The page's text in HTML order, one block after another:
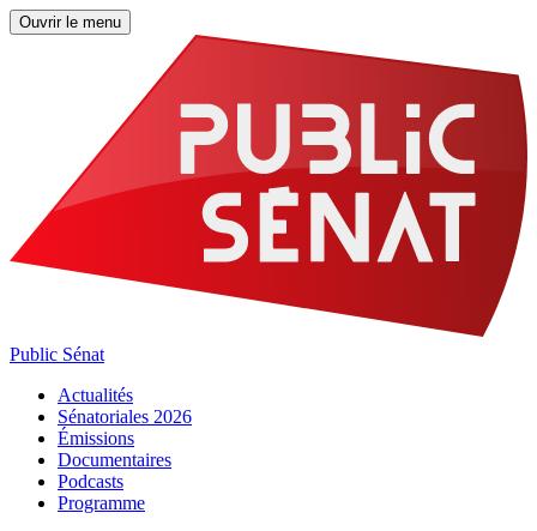
Ouvrir le menu
Public Sénat
Actualités
Sénatoriales 2026
Émissions
Documentaires
Podcasts
Programme